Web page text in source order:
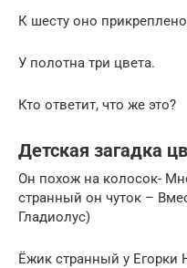
К шесту оно
У полотна три цвета.
Кто ответит, что же
Детская загадка
Он похож на колосок-
странный он чуток –
Гладиолус)
Ёжик странный у Егорки